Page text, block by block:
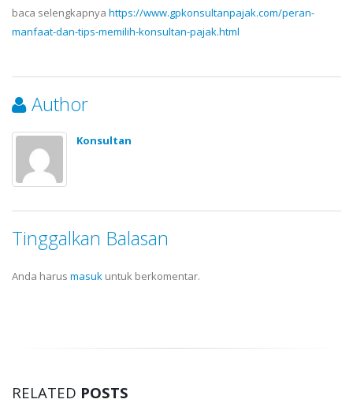
baca selengkapnya https://www.gpkonsultanpajak.com/peran-
manfaat-dan-tips-memilih-konsultan-pajak.html
Author
Konsultan
Tinggalkan Balasan
Anda harus masuk untuk berkomentar.
RELATED POSTS